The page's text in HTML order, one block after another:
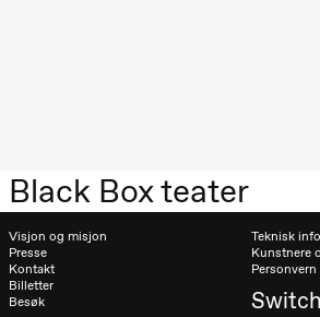
Lørdag 26. september
19.00
Black Box teater
Visjon og misjon
Presse
Kontakt
Billetter
Besøk
Teknisk info
Kunstnere